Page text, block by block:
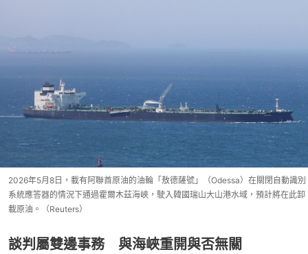
2026年5月8日，載有阿聯酋原油的油輪「敖德薩號」（Odessa）在關閉自動識別
系統應答器的情況下通過霍爾木茲海峽，駛入韓國瑞山大山港水域，預計將在此卸
載原油。（Reuters）
談判屬雙邊事務 與海峽重開與否無關